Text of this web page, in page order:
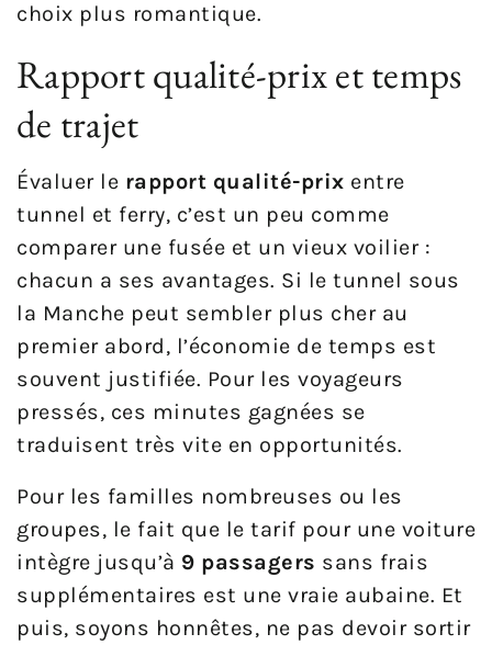
choix plus romantique.
Rapport qualité-prix et temps
de trajet
Évaluer le rapport qualité-prix entre
tunnel et ferry, c’est un peu comme
comparer une fusée et un vieux voilier :
chacun a ses avantages. Si le tunnel sous
la Manche peut sembler plus cher au
premier abord, l’économie de temps est
souvent justifiée. Pour les voyageurs
pressés, ces minutes gagnées se
traduisent très vite en opportunités.
Pour les familles nombreuses ou les
groupes, le fait que le tarif pour une voiture
intègre jusqu’à 9 passagers sans frais
supplémentaires est une vraie aubaine. Et
puis, soyons honnêtes, ne pas devoir sortir